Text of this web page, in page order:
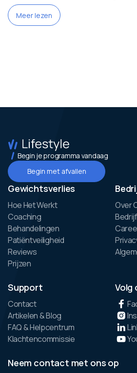
Meer lezen
Begin je programma vandaag
Begin met afvallen
Gewichtsverlies
Hoe Het Werkt
Coaching
Behandelingen
Patiëntveiligheid
Reviews
Prijzen
Over
Support
Contact
Artikelen & Blog
FAQ & Helpcentrum
Klachtencommissie
Volg
Neem contact met ons op